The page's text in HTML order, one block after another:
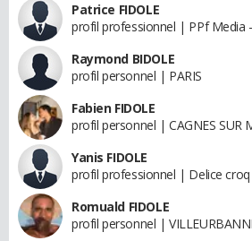
Patrice FIDOLE
profil professionnel | PPf Media
Raymond BIDOLE
profil personnel | PARIS
Fabien FIDOLE
profil personnel | CAGNES SUR
Yanis FIDOLE
profil professionnel | Delice croq
Romuald FIDOLE
profil personnel |